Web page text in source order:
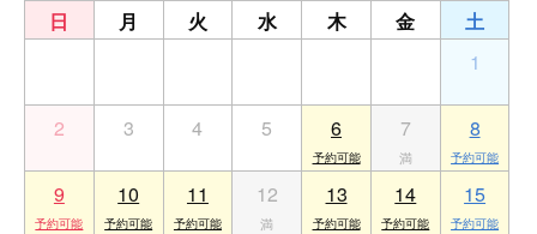
日 月 火 水 木 金
土
1
2 3 4 5 6 7 8
9 10 11 12 13 14 15